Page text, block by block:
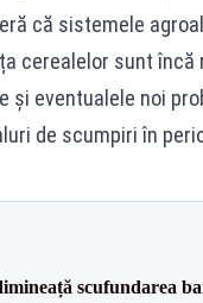
că sistemele
cerealelor sunt
și eventualele noi
de scumpiri în
scufundarea